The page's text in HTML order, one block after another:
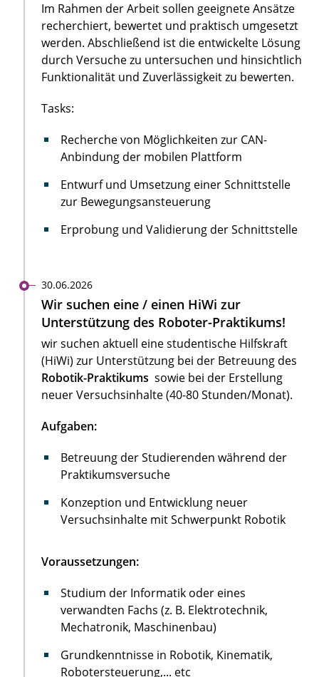
Im Rahmen der Arbeit sollen geeignete Ansätze
recherchiert, bewertet und praktisch umgesetzt
werden. Abschließend ist die entwickelte Lösung
durch Versuche zu untersuchen und hinsichtlich
Funktionalität und Zuverlässigkeit zu bewerten.
Tasks:
Recherche von Möglichkeiten zur CAN-
Anbindung der mobilen Plattform
Entwurf und Umsetzung einer Schnittstelle
zur Bewegungsansteuerung
Erprobung und Validierung der Schnittstelle
30.06.2026
Wir suchen eine / einen HiWi zur
Unterstützung des Roboter-Praktikums!
wir suchen aktuell eine studentische Hilfskraft
(HiWi) zur Unterstützung bei der Betreuung des
Robotik-Praktikums sowie bei der Erstellung
neuer Versuchsinhalte (40-80 Stunden/Monat).
Aufgaben:
Betreuung der Studierenden während der
Praktikumsversuche
Konzeption und Entwicklung neuer
Versuchsinhalte mit Schwerpunkt Robotik
Voraussetzungen:
Studium der Informatik oder eines
verwandten Fachs (z. B. Elektrotechnik,
Mechatronik, Maschinenbau)
Grundkenntnisse in Robotik, Kinematik,
Robotersteuerung,... etc